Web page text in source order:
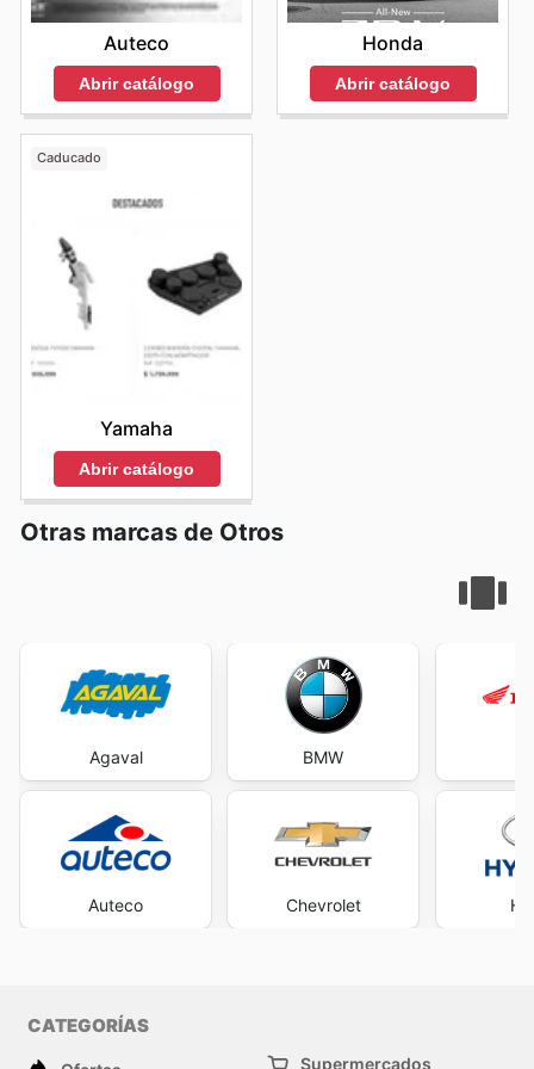
Auteco
Abrir catálogo
Honda
Abrir catálogo
Caducado
Yamaha
Abrir catálogo
Otras marcas de Otros
Agaval
Auteco
BMW
Chevrolet
CATEGORÍAS
Supermercados